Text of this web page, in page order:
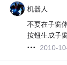
机器人
不要在子窗
按钮生成子
2010-